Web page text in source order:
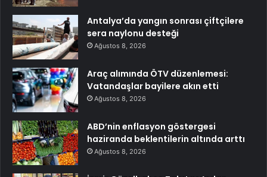
Antalya’da yangın sonrası çiftçilere
sera naylonu desteği
Ağustos 8, 2026
Araç alımında ÖTV düzenlemesi:
Vatandaşlar bayilere akın etti
Ağustos 8, 2026
ABD’nin enflasyon göstergesi
haziranda beklentilerin altında arttı
Ağustos 8, 2026